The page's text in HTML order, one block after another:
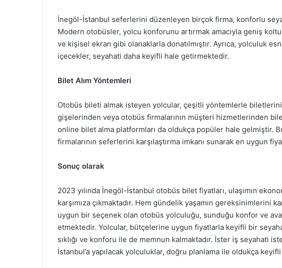
İnegöl-İstanbul seferlerini düzenleyen birçok firma, konforlu
Modern otobüsler, yolcu konforunu artırmak amacıyla geniş
ve kişisel ekran gibi olanaklarla donatılmıştır. Ayrıca, yolculuk
içecekler, seyahati daha keyifli hale getirmektedir.
Bilet Alım Yöntemleri
Otobüs bileti almak isteyen yolcular, çeşitli yöntemlerle
gişelerinden veya otobüs firmalarının müşteri hizmetlerinden
online bilet alma platformları da oldukça popüler hale gelmiştir.
firmalarının seferlerini karşılaştırma imkanı sunarak en uygun
Sonuç olarak
2023 yılında İnegöl-İstanbul otobüs bilet fiyatları, ulaşımın
karşımıza çıkmaktadır. Hem gündelik yaşamın gereksinimlerini
uygun bir seçenek olan otobüs yolculuğu, sunduğu konfor ve
etmektedir. Yolcular, bütçelerine uygun fiyatlarla keyifli bir
sıklığı ve konforu ile de memnun kalmaktadır. İster iş seyahati
İstanbul’a yapılacak yolculuklar, doğru planlama ile oldukça